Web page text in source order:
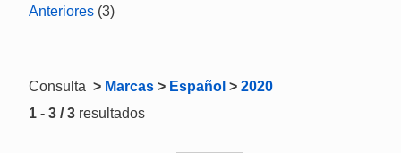
Anteriores (3)
Consulta > Marcas > Español > 2020
1 - 3 / 3 resultados